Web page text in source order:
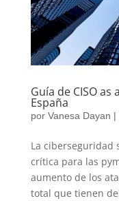
Guía de CISO as
España
por Vanesa Dayan |
La ciberseguridad
crítica para las
aumento de los
total que tienen